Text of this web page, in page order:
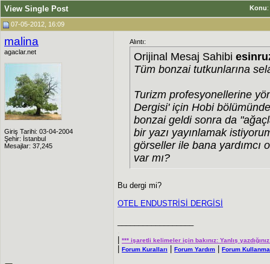
Konu:
View Single Post
07-05-2012, 16:09
malina
agaclar.net
Giriş Tarihi: 03-04-2004
Şehir: İstanbul
Mesajlar: 37,245
Alıntı:
Orijinal Mesaj Sahibi
Tüm bonzai tutkunlarına
Turizm profesyonellerine
Dergisi' için Hobi
bonzai geldi sonra da
bir yazı yayınlamak
görseller ile bana yardımcı
var mı?
Bu dergi mi?
OTEL ENDUSTRİSİ DERGİSİ
.
*** işaretli kelimeler için bakınız: Yanlış
Forum Kuralları Forum Yardım Forum